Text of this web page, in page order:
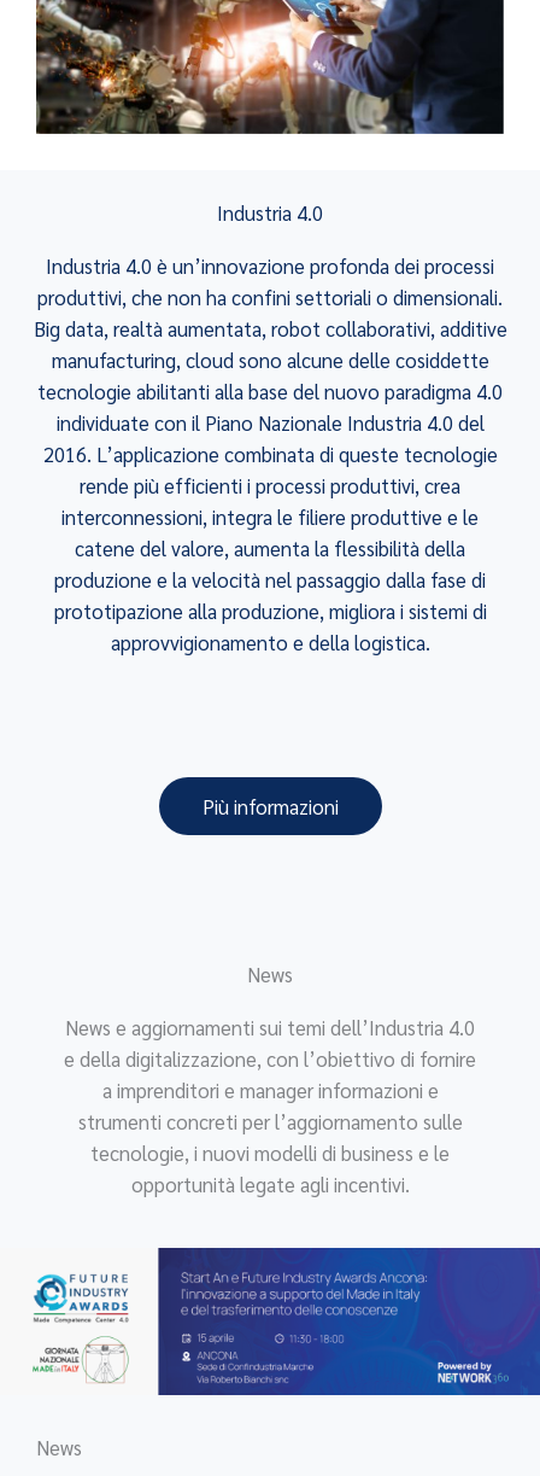
Industria 4.0
Industria 4.0 è un’innovazione profonda dei processi
produttivi, che non ha confini settoriali o dimensionali.
Big data, realtà aumentata, robot collaborativi, additive
manufacturing, cloud sono alcune delle cosiddette
tecnologie abilitanti alla base del nuovo paradigma 4.0
individuate con il Piano Nazionale Industria 4.0 del
2016. L’applicazione combinata di queste tecnologie
rende più efficienti i processi produttivi, crea
interconnessioni, integra le filiere produttive e le
catene del valore, aumenta la flessibilità della
produzione e la velocità nel passaggio dalla fase di
prototipazione alla produzione, migliora i sistemi di
approvvigionamento e della logistica.
Più informazioni
News
News e aggiornamenti sui temi dell’Industria 4.0
e della digitalizzazione, con l’obiettivo di fornire
a imprenditori e manager informazioni e
strumenti concreti per l’aggiornamento sulle
tecnologie, i nuovi modelli di business e le
opportunità legate agli incentivi.
News